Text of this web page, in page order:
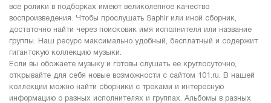
все ролики в подборках имеют великолепное качество
воспроизведения. Чтобы прослушать Saphir или иной сборник,
достаточно найти через поисковик имя исполнителя или название
группы. Наш ресурс максимально удобный, бесплатный и содержит
гигантскую коллекцию музыки.
Если вы обожаете музыку и готовы слушать ее круглосуточно,
открывайте для себя новые возможности с сайтом 101.ru. В нашей
коллекции можно найти сборники с треками и интересную
информацию о разных исполнителях и группах. Альбомы в разных